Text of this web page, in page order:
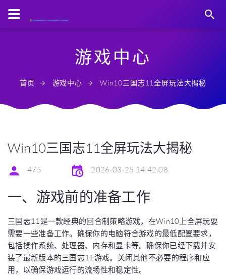
游戏中心
首页 游戏中心 Win10三国志11全屏玩法大揭秘
Win10三国志11全屏玩法大揭秘
475 2026-03-25 14:42:08
一、游戏前的准备工作
三国志11是一款经典的回合制策略游戏，在Win10上全屏玩耍
需要一些准备工作。确保你的电脑符合游戏的最低配置要求，
包括操作系统、处理器、内存和显卡等。确保你已经下载并安
装了最新版本的三国志11游戏。关闭其他不必要的程序和应
用，以确保游戏运行的流畅性和稳定性。